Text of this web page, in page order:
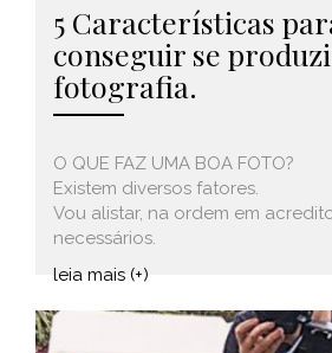
5 Características
conseguir se
fotografia.
O QUE FAZ UMA BOA FOTO?
Existem diversos fatores.
Vou alistar, na ordem em
necessários.
leia mais (+)